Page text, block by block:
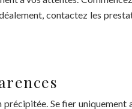
contactez les
Se fier uniquement